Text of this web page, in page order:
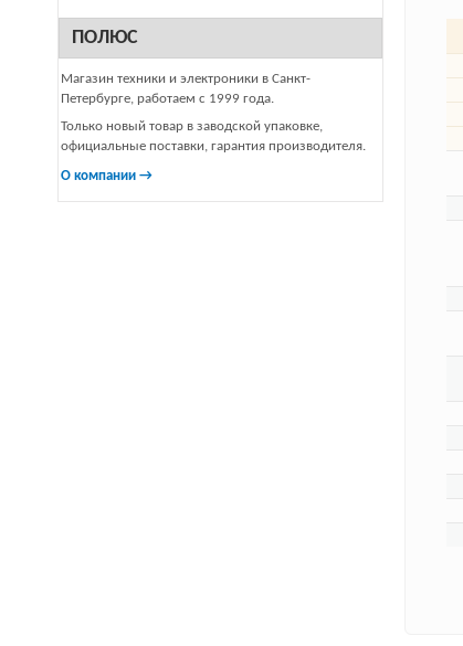
ПОЛЮС
Магазин техники и электроники в Санкт-
Петербурге, работаем с 1999 года.
Только новый товар в заводской упаковке,
официальные поставки, гарантия производителя.
О компании →